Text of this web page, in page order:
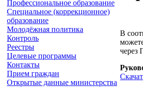
Профессиональное образование
Специальное (коррекционное)
образование
Молодёжная политика
Контроль
Реестры
Целевые программы
Контакты
Прием граждан
Открытые данные министерства
В
через